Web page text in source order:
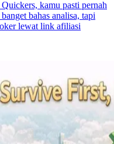
kamu pasti pernah
bahas analisa, tapi
lewat link afiliasi